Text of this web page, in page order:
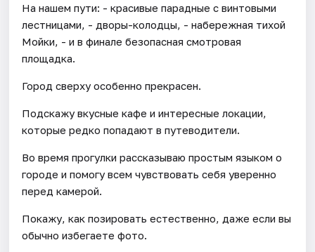
На нашем пути: - красивые парадные с винтовыми
лестницами, - дворы-колодцы, - набережная тихой
Мойки, - и в финале безопасная смотровая
площадка.
Город сверху особенно прекрасен.
Подскажу вкусные кафе и интересные локации,
которые редко попадают в путеводители.
Во время прогулки рассказываю простым языком о
городе и помогу всем чувствовать себя уверенно
перед камерой.
Покажу, как позировать естественно, даже если вы
обычно избегаете фото.